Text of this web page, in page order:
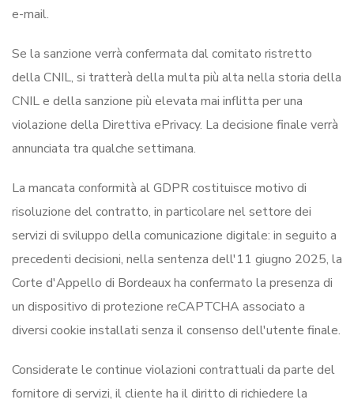
e-mail.
Se la sanzione verrà confermata dal comitato ristretto
della CNIL, si tratterà della multa più alta nella storia della
CNIL e della sanzione più elevata mai inflitta per una
violazione della Direttiva ePrivacy. La decisione finale verrà
annunciata tra qualche settimana.
La mancata conformità al GDPR costituisce motivo di
risoluzione del contratto, in particolare nel settore dei
servizi di sviluppo della comunicazione digitale: in seguito a
precedenti decisioni, nella sentenza dell'11 giugno 2025, la
Corte d'Appello di Bordeaux ha confermato la presenza di
un dispositivo di protezione reCAPTCHA associato a
diversi cookie installati senza il consenso dell'utente finale.
Considerate le continue violazioni contrattuali da parte del
fornitore di servizi, il cliente ha il diritto di richiedere la